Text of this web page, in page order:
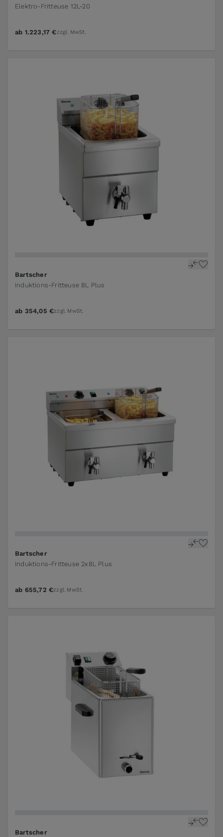
Elektro-Fritteuse 12L-20
ab 1.223,17 €zzgl. MwSt.
Bartscher
Induktions-Fritteuse 8L Plus
ab 354,05 €zzgl. MwSt.
Bartscher
Induktions-Fritteuse 2x8L Plus
ab 655,72 €zzgl. MwSt.
Bartscher